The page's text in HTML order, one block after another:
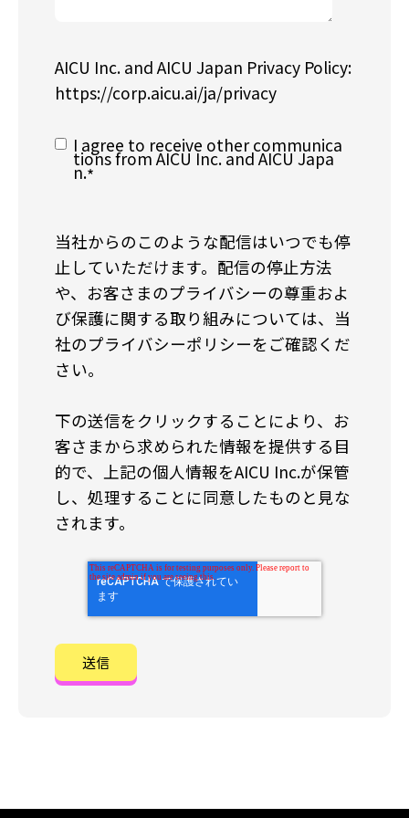
AICU Inc. and AICU Japan Privacy Policy:
https://corp.aicu.ai/ja/privacy
I agree to receive other communica
tions from AICU Inc. and AICU Japa
n.*
当社からのこのような配信はいつでも停
止していただけます。配信の停止方法
や、お客さまのプライバシーの尊重およ
び保護に関する取り組みについては、当
社のプライバシーポリシーをご確認くだ
さい。
下の送信をクリックすることにより、お
客さまから求められた情報を提供する目
的で、上記の個人情報をAICU Inc.が保管
し、処理することに同意したものと見な
されます。